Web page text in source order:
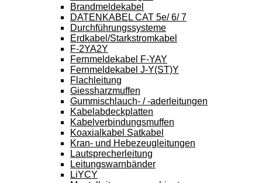
Brandmeldekabel
DATENKABEL CAT 5e/ 6/ 7
Durchführungssysteme
Erdkabel/Starkstromkabel
F-2YA2Y
Fernmeldekabel F-YAY
Fernmeldekabel J-Y(ST)Y
Flachleitung
Giessharzmuffen
Gummischlauch- / -aderleitungen
Kabelabdeckplatten
Kabelverbindungsmuffen
Koaxialkabel Satkabel
Kran- und Hebezeugleitungen
Lautsprecherleitung
Leitungswarnbänder
LiYCY